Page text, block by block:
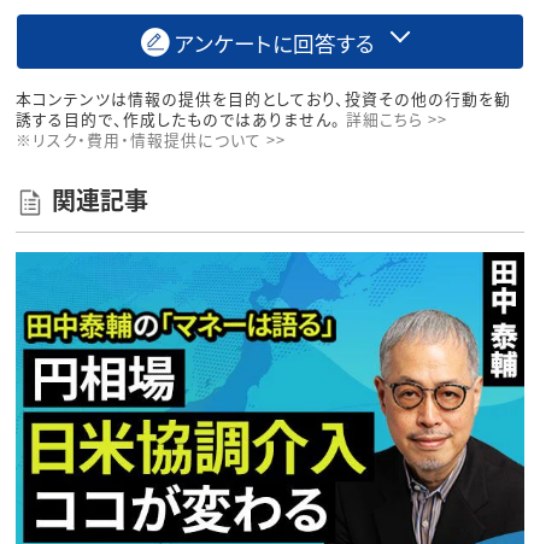
アンケートに回答する
本コンテンツは情報の提供を目的としており、投資その他の行動を勧
誘する目的で、作成したものではありません。 詳細こちら >>
※リスク・費用・情報提供について >>
関連記事